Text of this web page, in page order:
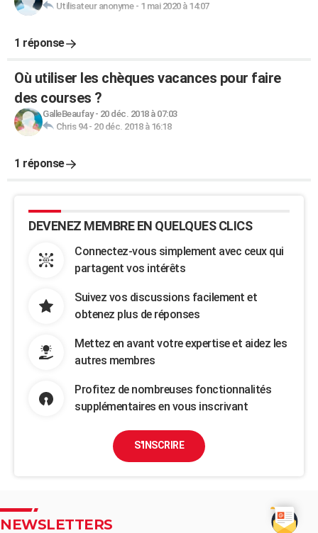
Utilisateur anonyme- 1 mai 2020 à 14:07
1 réponse
Où utiliser les chèques vacances pour faire
des courses ?
GalleBeaufay- 20 déc. 2018 à 07:03
Chris 94- 20 déc. 2018 à 16:18
1 réponse
DEVENEZ MEMBRE EN QUELQUES CLICS
Connectez-vous simplement avec ceux qui
partagent vos intérêts
Suivez vos discussions facilement et
obtenez plus de réponses
Mettez en avant votre expertise et aidez les
autres membres
Profitez de nombreuses fonctionnalités
supplémentaires en vous inscrivant
S'INSCRIRE
NEWSLETTERS